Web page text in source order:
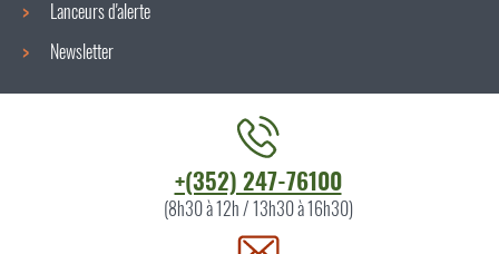
Lanceurs d'alerte
Newsletter
+(352) 247-76100
(8h30 à 12h / 13h30 à 16h30)